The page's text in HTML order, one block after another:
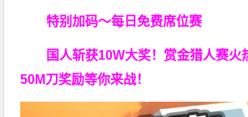
特别加码～每日免费席位赛
国人斩获10W大奖！ 赏金猎人赛火
50M刀奖励等你来战！